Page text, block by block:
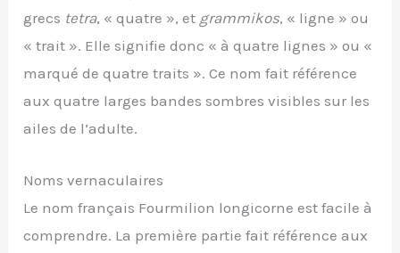
grecs tetra, « quatre », et grammikos, « ligne » ou
« trait ». Elle signifie donc « à quatre lignes » ou «
marqué de quatre traits ». Ce nom fait référence
aux quatre larges bandes sombres visibles sur les
ailes de l’adulte.
Noms vernaculaires
Le nom français Fourmilion longicorne est facile à
comprendre. La première partie fait référence aux